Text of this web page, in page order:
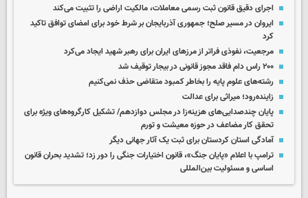
اجرای دقیق قانون ثبت رسمی معاملات، مالکیت اراضی را تثبیت می‌کند
ایروان در مسیر صلح؛ جمهوری آذربایجان بر شرط خود برای امضای توافق تاکید
کرد
مرجعیت، نفوذی فراتر از مرزهای ایران برای رهبر شهید ایجاد می‌کرد
۲۰۰ راس دام فاقد مجوز قانونی در بیجار توقیف شد
رشته‌های علوم پایه را بخاطر کمبود متقاضی حذف نمی‌کنیم
زاینده‌رود؛ میراثی برای عدالت
پایان چندصدایی‌های هزینه‌زا در مجلس دوازدهم/ تشکیل کارگروه‌های ویژه برای
تحقق کار مضاعف در حوزه‌ معیشت و تورم
آمادگی استان کردستان برای ثبت یک آثار جهانی دیگر
ترامپ با اعلام «پایان جنگ»، قانون اختیارات جنگی را دور زد؛ تشدید بحران قانون
اساسی و مسئولیت بین‌المللی